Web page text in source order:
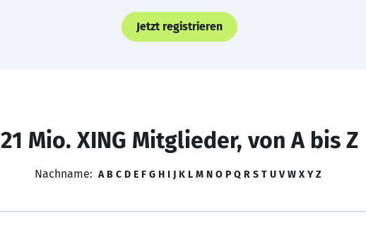
Jetzt registrieren
21 Mio. XING Mitglieder, von A bis Z
Nachname: A B C D E F G H I J K L M N O P Q R S T U V W X Y Z